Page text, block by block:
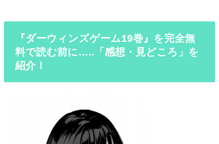
『ダーウィンズゲーム19巻』を完全無
料で読む前に…..「感想・見どころ」を
紹介！